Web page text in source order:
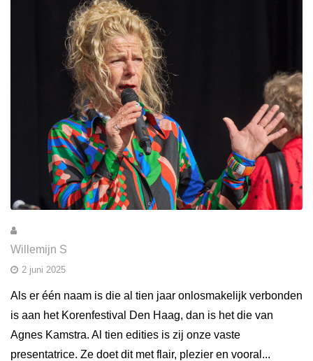
Willemijn S
2 juni 2025
Als er één naam is die al tien jaar onlosmakelijk verbonden
is aan het Korenfestival Den Haag, dan is het die van
Agnes Kamstra. Al tien edities is zij onze vaste
presentatrice. Ze doet dit met flair, plezier en vooral...